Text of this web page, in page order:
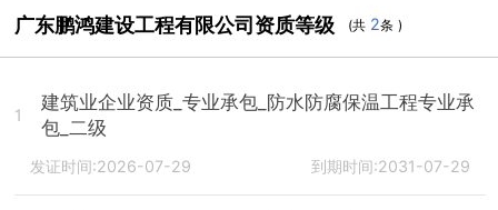
广东鹏鸿建设工程有限公司资质等级 (共 2条 )
1
建筑业企业资质_专业承包_防水防腐保温工程专业承
包_二级
发证时间:2026-07-29 到期时间:2031-07-29